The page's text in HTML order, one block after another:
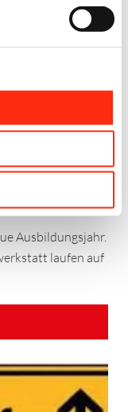
laufen
Ausbildungsjahr.
laufen auf